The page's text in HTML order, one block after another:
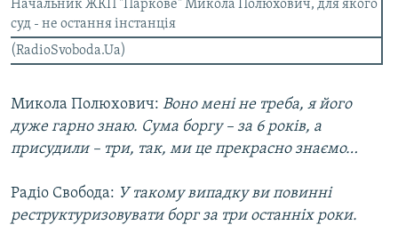
Начальник ЖКП "Паркове" Микола Полюхович, для якого
суд - не остання інстанція
(RadioSvoboda.Ua)
Микола Полюхович: Воно мені не треба, я його
дуже гарно знаю. Сума боргу – за 6 років, а
присудили – три, так, ми це прекрасно знаємо…
Радіо Свобода: У такому випадку ви повинні
реструктуризовувати борг за три останніх роки.